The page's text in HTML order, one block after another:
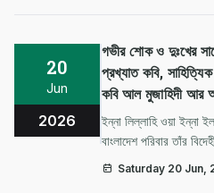
20
Jun
2026
গভীর শোক ও দুঃখের
প্রখ্যাত কবি,
কবি আল মুজাহিদী আর
ইন্না লিল্লাহি ওয়া ইন্না ইলাইহি রাজিউন।
বাংলাদেশ পরিবার তাঁর
শোকসন্তপ্ত পরিবার ও
করছে। মহান
Saturday 20 Jun,